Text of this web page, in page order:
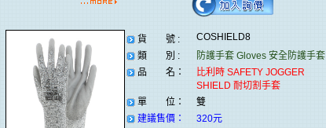
貨 號 :
COSHIELD8
類 別 :
防護手套 Gloves 安全防護手套
品 名：
比利時 SAFETY JOGGER
SHIELD 耐切割手套
單 位：
雙
建議售價：
320元